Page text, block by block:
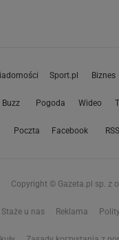
Sport.pl Biznes
Buzz Pogoda Wideo
Poczta Facebook RSS
Copyright © Gazeta.pl sp. z
Staże u nas Reklama